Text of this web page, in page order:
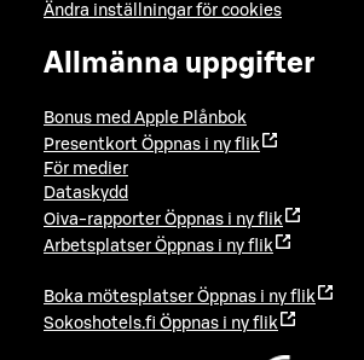
Ändra inställningar för cookies
Allmänna uppgifter
Bonus med Apple Plånbok
Presentkort Öppnas i ny flik
För medier
Dataskydd
Oiva-rapporter Öppnas i ny flik
Arbetsplatser Öppnas i ny flik
Boka mötesplatser Öppnas i ny flik
Sokoshotels.fi Öppnas i ny flik